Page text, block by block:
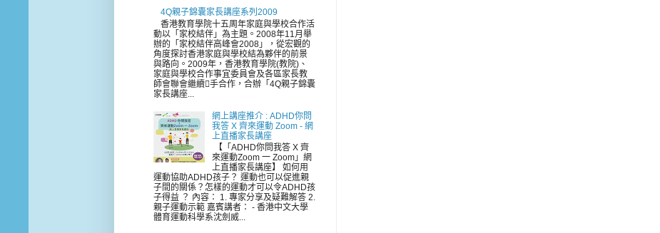
4Q親子錦囊家長講座系列2009
香港教育學院十五周年家庭與學校合作活
動以「家校結伴」為主題。2008年11月舉
辦的「家校結伴高峰會2008」，從宏觀的
角度探討香港家庭與學校結為夥伴的前景
與路向。2009年，香港教育學院(教院)、
家庭與學校合作事宜委員會及各區家長教
師會聯會繼續手合作，合辦「4Q親子錦囊
家長講座...
網上講座推介 : ADHD你問
我答 X 齊來運動 Zoom - 網
上直播家長講座
【「ADHD你問我答 X 齊
來運動Zoom 一 Zoom」網
上直播家長講座】 如何用
運動協助ADHD孩子？ 運動也可以促進親
子間的關係？怎樣的運動才可以令ADHD孩
子得益 ？ 內容： 1. 專家分享及疑難解答 2.
親子運動示範 嘉賓講者： - 香港中文大學
體育運動科學系沈劍威...